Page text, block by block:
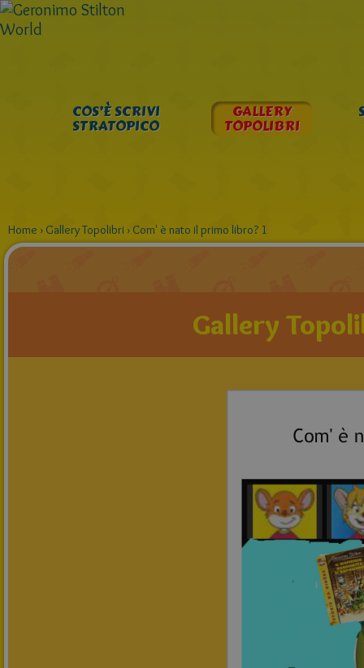
COS’È SCRIVI
STRATOPICO
GALLERY
TOPOLIBRI
Home › Gallery Topolibri › Com' è nato il primo libro? 1
Gallery